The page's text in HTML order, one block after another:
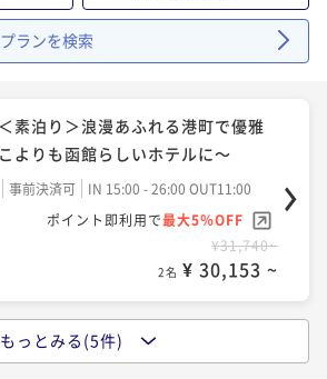
事前決済可
IN 14:00 - 24:00 OUT12:00
2名 ¥ 46,540 ~
り＞2泊以上ならこれ！◆清掃無しで
IN 15:00 - 24:00 OUT11:00
ポイント即利用で最大5％OFF
付＞90日前のご予約がお得☆7階
と朝食バイキングをご堪能♪
ポイント即利用で最大5％OFF
¥37,788~
2名 ¥ 35,898 ~
朝食付＞浪漫あふれる港町で優雅
事前決済可
IN 15:00 - 26:00 OUT11:00
ポイント即利用で
ランを検索
素泊り＞浪漫あふれる港町で優雅
よりも函館らしいホテルに～
事前決済可
IN 15:00 - 26:00 OUT11:00
ポイント即利用で最大5％OFF
¥31,740~
2名 ¥ 30,153 ~
ョートステイ】＜朝食付＞17時IN
もっとみる(5件)